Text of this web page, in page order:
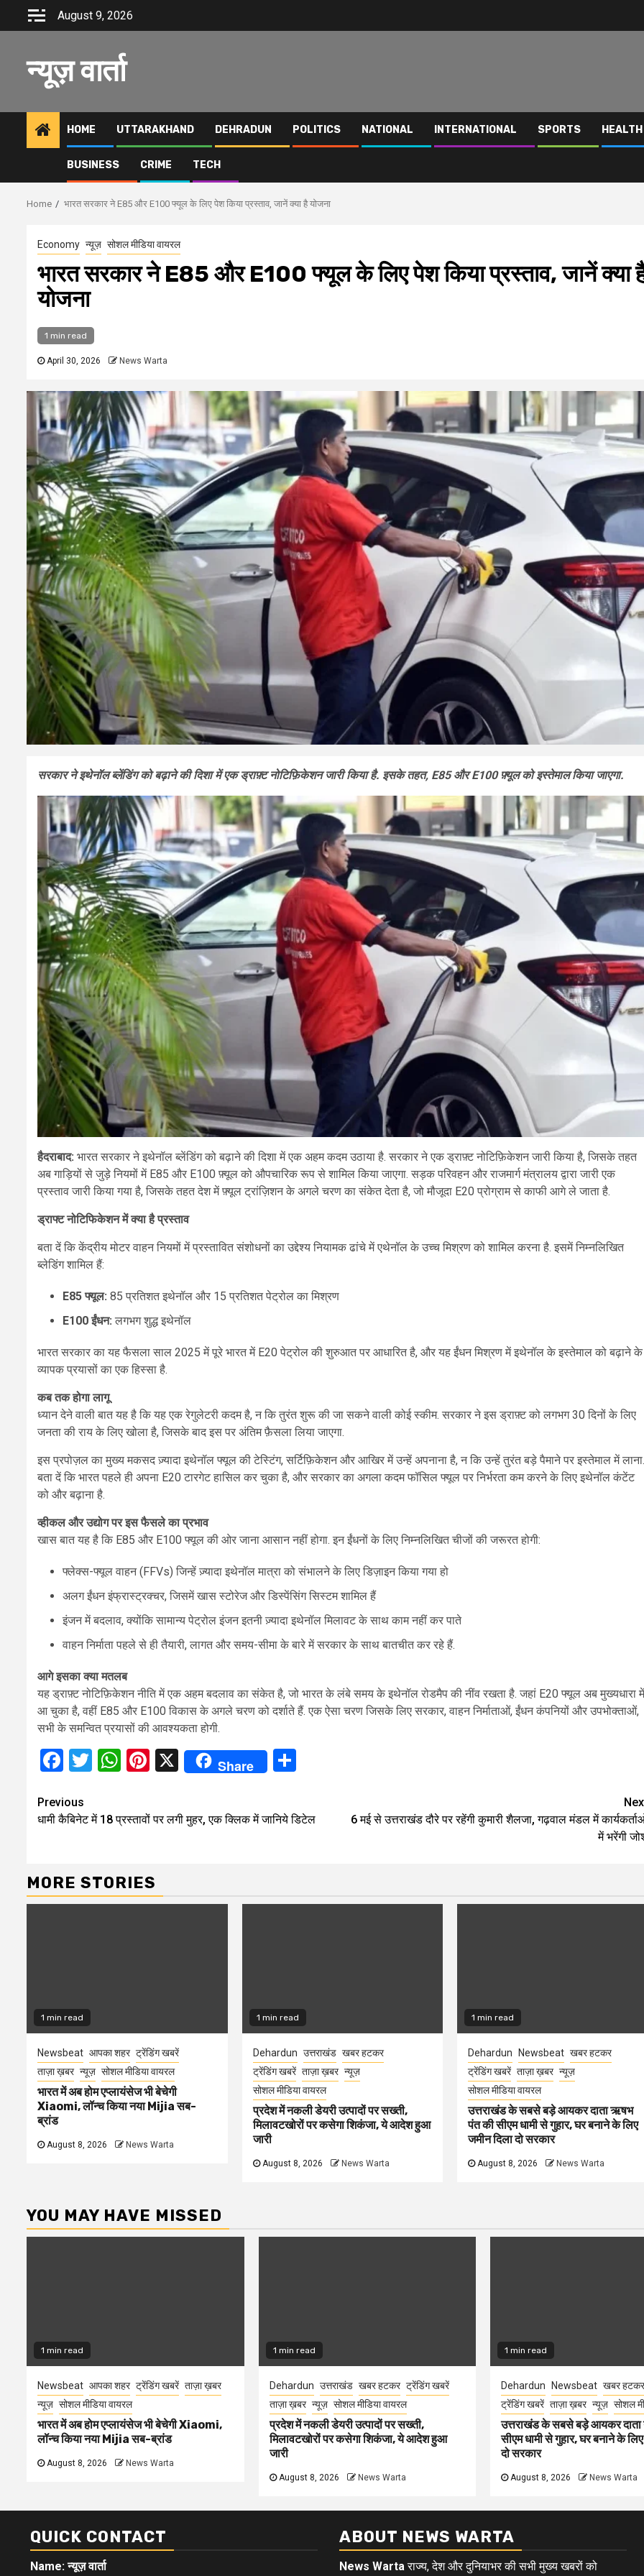
August 9, 2026
न्यूज़ वार्ता
HOME UTTARAKHAND DEHRADUN POLITICS NATIONAL INTERNATIONAL SPORTS HEALTH
BUSINESS CRIME TECH
Home भारत सरकार ने E85 और E100 फ्यूल के लिए पेश किया प्रस्ताव, जानें क्या है योजना
Economy न्यूज़ सोशल मीडिया वायरल
भारत सरकार ने E85 और E100 फ्यूल के लिए पेश किया प्रस्ताव, जानें क्या
योजना
1 min read
April 30, 2026 News Warta
सरकार ने इथेनॉल ब्लेंडिंग को बढ़ाने की दिशा में एक ड्राफ़्ट नोटिफ़िकेशन जारी किया है. इसके तहत, E85 और E100 फ़्यूल को इस्तेमाल किया जाएगा.
हैदराबाद: भारत सरकार ने इथेनॉल ब्लेंडिंग को बढ़ाने की दिशा में एक अहम कदम उठाया है. सरकार ने एक ड्राफ़्ट नोटिफ़िकेशन जारी किया है, जिसके तहत
अब गाड़ियों से जुड़े नियमों में E85 और E100 फ़्यूल को औपचारिक रूप से शामिल किया जाएगा. सड़क परिवहन और राजमार्ग मंत्रालय द्वारा जारी एक
प्रस्ताव जारी किया गया है, जिसके तहत देश में फ़्यूल ट्रांज़िशन के अगले चरण का संकेत देता है, जो मौजूदा E20 प्रोग्राम से काफी आगे ले जाता है.
ड्राफ्ट नोटिफिकेशन में क्या है प्रस्ताव
बता दें कि केंद्रीय मोटर वाहन नियमों में प्रस्तावित संशोधनों का उद्देश्य नियामक ढांचे में एथेनॉल के उच्च मिश्रण को शामिल करना है. इसमें निम्नलिखित
ब्लेडिंग शामिल हैं:
E85 फ्यूल: 85 प्रतिशत इथेनॉल और 15 प्रतिशत पेट्रोल का मिश्रण
E100 ईंधन: लगभग शुद्ध इथेनॉल
भारत सरकार का यह फैसला साल 2025 में पूरे भारत में E20 पेट्रोल की शुरुआत पर आधारित है, और यह ईंधन मिश्रण में इथेनॉल के इस्तेमाल को बढ़ाने के
व्यापक प्रयासों का एक हिस्सा है.
कब तक होगा लागू
ध्यान देने वाली बात यह है कि यह एक रेगुलेटरी कदम है, न कि तुरंत शुरू की जा सकने वाली कोई स्कीम. सरकार ने इस ड्राफ़्ट को लगभग 30 दिनों के लिए
जनता की राय के लिए खोला है, जिसके बाद इस पर अंतिम फ़ैसला लिया जाएगा.
इस प्रपोज़ल का मुख्य मकसद ज़्यादा इथेनॉल फ्यूल की टेस्टिंग, सर्टिफ़िकेशन और आखिर में उन्हें अपनाना है, न कि उन्हें तुरंत बड़े पैमाने पर इस्तेमाल में लाना.
बता दें कि भारत पहले ही अपना E20 टारगेट हासिल कर चुका है, और सरकार का अगला कदम फॉसिल फ्यूल पर निर्भरता कम करने के लिए इथेनॉल कंटेंट
को और बढ़ाना है.
व्हीकल और उद्योग पर इस फैसले का प्रभाव
खास बात यह है कि E85 और E100 फ्यूल की ओर जाना आसान नहीं होगा. इन ईंधनों के लिए निम्नलिखित चीजों की जरूरत होगी:
फ्लेक्स-फ्यूल वाहन (FFVs) जिन्हें ज़्यादा इथेनॉल मात्रा को संभालने के लिए डिज़ाइन किया गया हो
अलग ईंधन इंफ्रास्ट्रक्चर, जिसमें खास स्टोरेज और डिस्पेंसिंग सिस्टम शामिल हैं
इंजन में बदलाव, क्योंकि सामान्य पेट्रोल इंजन इतनी ज़्यादा इथेनॉल मिलावट के साथ काम नहीं कर पाते
वाहन निर्माता पहले से ही तैयारी, लागत और समय-सीमा के बारे में सरकार के साथ बातचीत कर रहे हैं.
आगे इसका क्या मतलब
यह ड्राफ़्ट नोटिफ़िकेशन नीति में एक अहम बदलाव का संकेत है, जो भारत के लंबे समय के इथेनॉल रोडमैप की नींव रखता है. जहां E20 फ्यूल अब मुख्यधारा में
आ चुका है, वहीं E85 और E100 विकास के अगले चरण को दर्शाते हैं. एक ऐसा चरण जिसके लिए सरकार, वाहन निर्माताओं, ईंधन कंपनियों और उपभोक्ताओं,
सभी के समन्वित प्रयासों की आवश्यकता होगी.
Facebook
Twitter
WhatsApp
Pinterest
X Share
Continue
Reading
Previous
धामी कैबिनेट में 18 प्रस्तावों पर लगी मुहर, एक क्लिक में जानिये डिटेल
6 मई से उत्तराखंड दौरे पर रहेंगी कुमारी शैलजा, गढ़वाल मंडल में
में भरेंगी
MORE STORIES
1 min read
Newsbeat आपका शहर ट्रेंडिंग खबरें
ताज़ा ख़बर न्यूज़ सोशल मीडिया वायरल
भारत में अब होम एप्लायंसेज भी बेचेगी
Xiaomi, लॉन्च किया नया Mijia सब-
ब्रांड
August 8, 2026 News Warta
1 min read
Dehardun उत्तराखंड खबर हटकर
ट्रेंडिंग खबरें ताज़ा ख़बर न्यूज़
सोशल मीडिया वायरल
प्रदेश में नकली डेयरी उत्पादों पर सख्ती,
मिलावटखोरों पर कसेगा शिकंजा, ये आदेश हुआ
जारी
August 8, 2026 News Warta
1 min read
Dehardun Newsbeat खबर हटकर
ट्रेंडिंग खबरें ताज़ा ख़बर न्यूज़
सोशल मीडिया वायरल
उत्तराखंड के सबसे बड़े आयकर दाता ऋषभ
पंत की सीएम धामी से गुहार, घर बनाने के लिए
जमीन दिला दो सरकार
August 8, 2026 News Warta
YOU MAY HAVE MISSED
1 min read
Newsbeat आपका शहर ट्रेंडिंग खबरें ताज़ा ख़बर
न्यूज़ सोशल मीडिया वायरल
भारत में अब होम एप्लायंसेज भी बेचेगी Xiaomi,
लॉन्च किया नया Mijia सब-ब्रांड
August 8, 2026 News Warta
1 min read
Dehardun उत्तराखंड खबर हटकर ट्रेंडिंग खबरें
ताज़ा ख़बर न्यूज़ सोशल मीडिया वायरल
प्रदेश में नकली डेयरी उत्पादों पर सख्ती,
मिलावटखोरों पर कसेगा शिकंजा, ये आदेश हुआ
जारी
August 8, 2026 News Warta
1 min read
Dehardun Newsbeat खबर हटकर
ट्रेंडिंग खबरें ताज़ा ख़बर न्यूज़ सोशल
उत्तराखंड के सबसे बड़े आयकर
सीएम धामी से गुहार, घर बनाने के
दो सरकार
August 8, 2026 News Warta
QUICK CONTACT
Name: न्यूज़ वार्ता
ABOUT NEWS WARTA
News Warta राज्य, देश और दुनियाभर की सभी मुख्य खबरों को